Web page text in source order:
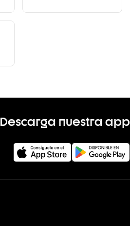
Descarga nuestra app